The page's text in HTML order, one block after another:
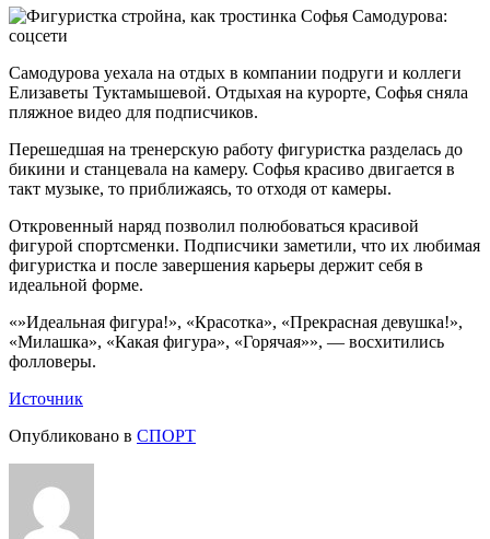
Софья Самодурова:
соцсети
Самодурова уехала на отдых в компании подруги и коллеги
Елизаветы Туктамышевой. Отдыхая на курорте, Софья сняла
пляжное видео для подписчиков.
Перешедшая на тренерскую работу фигуристка разделась до
бикини и станцевала на камеру. Софья красиво двигается в
такт музыке, то приближаясь, то отходя от камеры.
Откровенный наряд позволил полюбоваться красивой
фигурой спортсменки. Подписчики заметили, что их любимая
фигуристка и после завершения карьеры держит себя в
идеальной форме.
«»Идеальная фигура!», «Красотка», «Прекрасная девушка!»,
«Милашка», «Какая фигура», «Горячая»», — восхитились
фолловеры.
Источник
Опубликовано в СПОРТ